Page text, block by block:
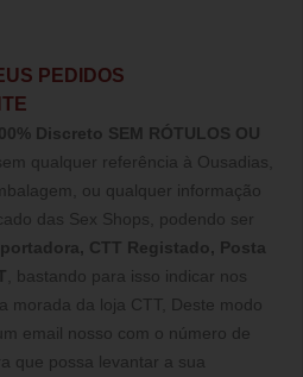
PEDIDOS
Discreto SEM RÓTULOS OU
sem qualquer referência à Ousadias,
ou qualquer informação
das Sex Shops, podendo ser
CTT Registado, Posta
, bastando para isso indicar nos
morada da loja CTT, Deste modo
email nosso com o número de
que possa levantar a sua